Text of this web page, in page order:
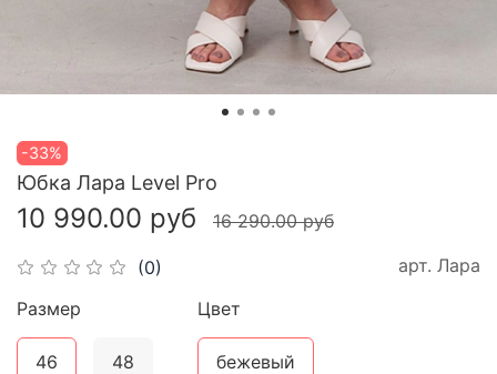
-33%
(0) арт. Лара
Юбка Лара Level Pro
10 990.00 руб 16 290.00 руб
Размер
46 48
Цвет
бежевый